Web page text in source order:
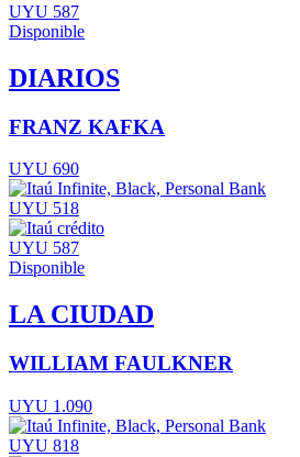
UYU 587
Disponible
DIARIOS
FRANZ KAFKA
UYU 690
UYU 518
UYU 587
Disponible
LA CIUDAD
WILLIAM FAULKNER
UYU 1.090
UYU 818